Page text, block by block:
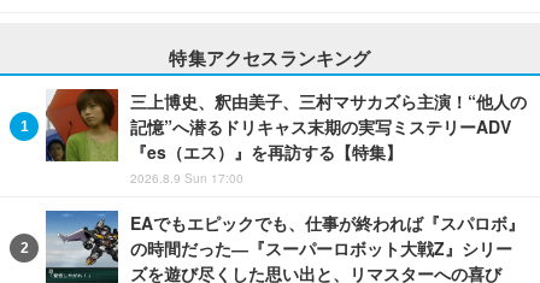
特集アクセスランキング
三上博史、釈由美子、三村マサカズら主演！“他人の
記憶”へ潜るドリキャス末期の実写ミステリーADV
『es（エス）』を再訪する【特集】
2026.8.9 Sun 17:00
EAでもエピックでも、仕事が終われば『スパロボ』
の時間だった―『スーパーロボット大戦Z』シリー
ズを遊び尽くした思い出と、リマスターへの喜び